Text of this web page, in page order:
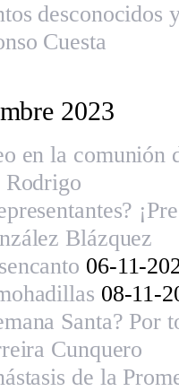
desconocidos
Cuesta
2023
en la comunión
Blázquez
06-11-
08-11-
Santa? Por
Cunquero
de la